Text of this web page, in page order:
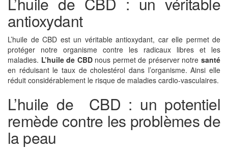
antioxydant
L’huile de CBD est un véritable antioxydant, car elle permet de
protéger notre organisme contre les radicaux libres et les
maladies. L’huile de CBD nous permet de préserver notre santé
en réduisant le taux de cholestérol dans l’organisme. Ainsi elle
réduit considérablement le risque de maladies cardio-vasculaires.
L’huile de CBD : un potentiel
remède contre les problèmes de
la peau